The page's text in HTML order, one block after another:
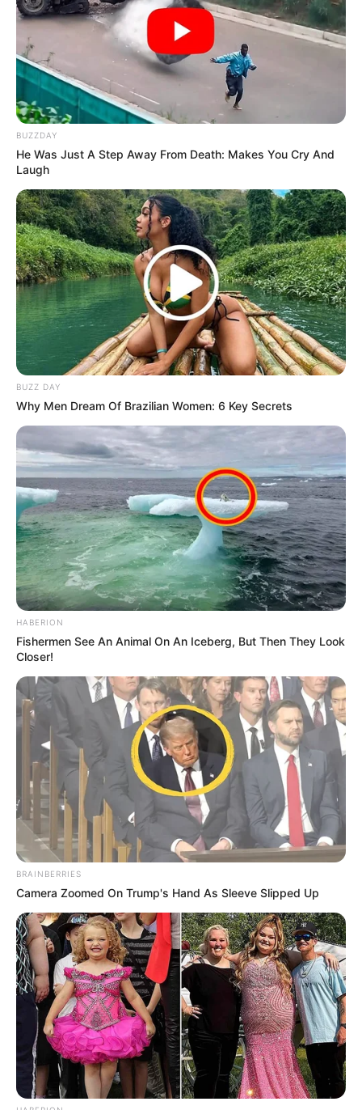
(foto: instagram/eden_yh)
3. Sepertinya habis belanja banyak
(foto: instagram/eden_yh)
4. Saking fokusnya main hp sampai EDEN tidak sadar ia
sedang difoto
(foto: instagram/eden_yh)
5. Mencoba ekspresi garang namun terlihat imut ala EDEN
BUZZDAY
He Was Just A Step Away From Death: Makes You Cry And
Laugh
BUZZ DAY
Why Men Dream Of Brazilian Women: 6 Key Secrets
HABERION
Fishermen See An Animal On An Iceberg, But Then They Look
Closer!
BRAINBERRIES
Camera Zoomed On Trump's Hand As Sleeve Slipped Up